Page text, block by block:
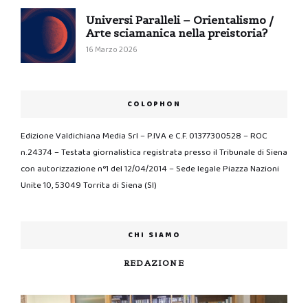
Universi Paralleli – Orientalismo /
Arte sciamanica nella preistoria?
16 Marzo 2026
COLOPHON
Edizione Valdichiana Media Srl – P.IVA e C.F. 01377300528 – ROC
n.24374 – Testata giornalistica registrata presso il Tribunale di Siena
con autorizzazione n°1 del 12/04/2014 – Sede legale Piazza Nazioni
Unite 10, 53049 Torrita di Siena (SI)
CHI SIAMO
REDAZIONE